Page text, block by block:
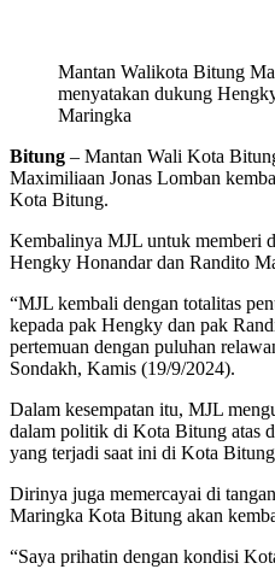
Mantan Walikota Bitung
menyatakan dukung
Maringka
Bitung – Mantan Wali Kota
Maximiliaan Jonas Lomban
Kota Bitung.
Kembalinya MJL untuk memberi
Hengky Honandar dan Randito
“MJL kembali dengan totalitas
kepada pak Hengky dan pak
pertemuan dengan puluhan
Sondakh, Kamis (19/9/2024).
Dalam kesempatan itu, MJL
dalam politik di Kota Bitung atas
yang terjadi saat ini di Kota
Dirinya juga memercayai di
Maringka Kota Bitung akan
“Saya prihatin dengan kondisi